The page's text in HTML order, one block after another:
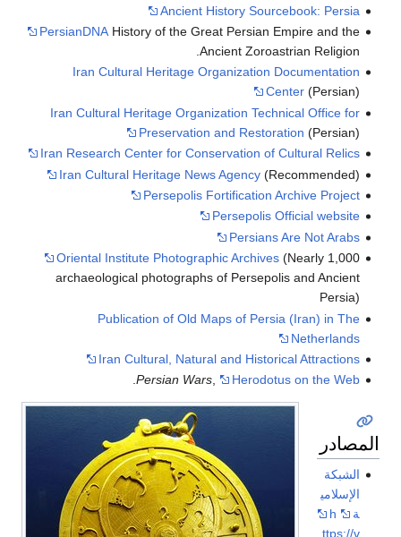
Ancient History Sourcebook: Persia
PersianDNAHistory of the Great Persian Empire and the
Ancient Zoroastrian Religion.
Iran Cultural Heritage Organization Documentation
Center(Persian)
Iran Cultural Heritage Organization Technical Office for
Preservation and Restoration (Persian)
Iran Research Center for Conservation of Cultural Relics
Iran Cultural Heritage News Agency(Recommended)
Persepolis Fortification Archive Project
Persepolis Official website
Persians Are Not Arabs
Oriental Institute Photographic Archives(Nearly 1,000
archaeological photographs of Persepolis and Ancient
Persia)
Publication of Old Maps of Persia (Iran) in The
Netherlands
Iran Cultural, Natural and Historical Attractions
Persian Wars, Herodotus on the Web
.
المصادر
الشبكة
الإسلامي
ة
h
ttps://v